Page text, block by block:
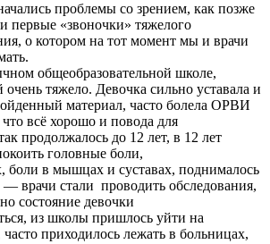
проблемы со зрением, как позже
первые «звоночки» тяжелого
о котором на тот момент мы и врачи
общеобразовательной школе,
очень тяжело. Девочка сильно уставала и
материал, часто болела ОРВИ
всё хорошо и повода для
продолжалось до 12 лет, в 12 лет
головные боли,
боли в мышцах и суставах, поднималось
— врачи стали проводить обследования,
состояние девочки
из школы пришлось уйти на
приходилось лежать в больницах,